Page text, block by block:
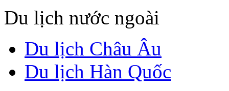
Du lịch nước ngoài
Du lịch Châu Âu
Du lịch Hàn Quốc